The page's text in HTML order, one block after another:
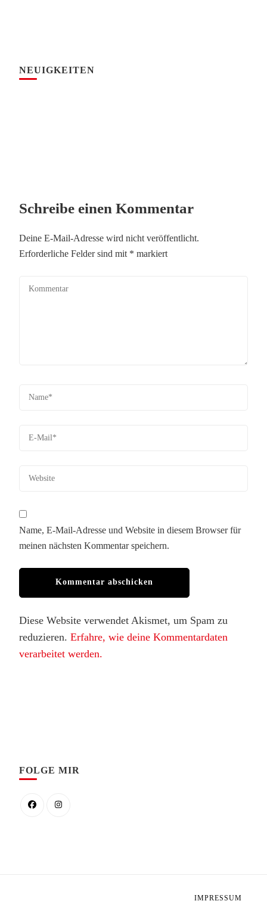
NEUIGKEITEN
Schreibe einen Kommentar
Deine E-Mail-Adresse wird nicht veröffentlicht.
Erforderliche Felder sind mit * markiert
Name, E-Mail-Adresse und Website in diesem Browser für
meinen nächsten Kommentar speichern.
Diese Website verwendet Akismet, um Spam zu
reduzieren. Erfahre, wie deine Kommentardaten
verarbeitet werden.
FOLGE MIR
IMPRESSUM